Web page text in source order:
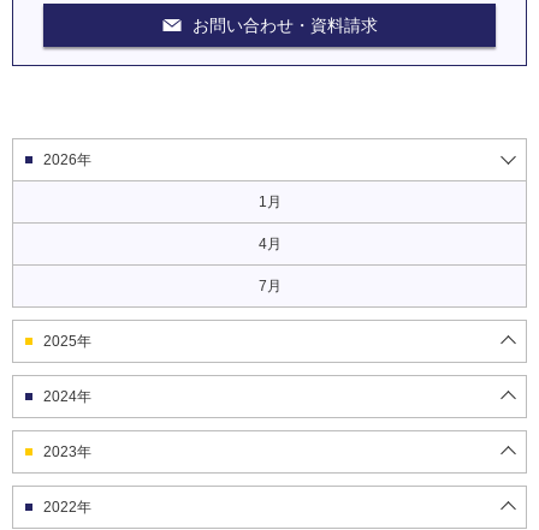
お問い合わせ・資料請求
2026年
1月
4月
7月
2025年
2024年
2023年
2022年